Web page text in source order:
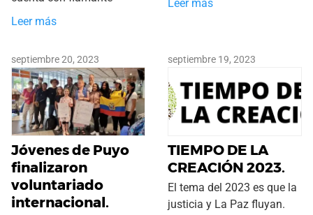
Leer más
Leer más
septiembre 20, 2023
Jóvenes de Puyo
finalizaron
voluntariado
internacional.
septiembre 19, 2023
TIEMPO DE LA
CREACIÓN 2023.
El tema del 2023 es que la
justicia y La Paz fluyan.